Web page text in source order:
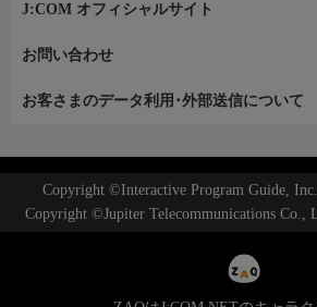
J:COM オフィシャルサイト
お問い合わせ
お客さまのデータ利用･外部送信について
Copyright ©Interactive Program Guide,
Copyright ©Jupiter Telecommunications Co.,